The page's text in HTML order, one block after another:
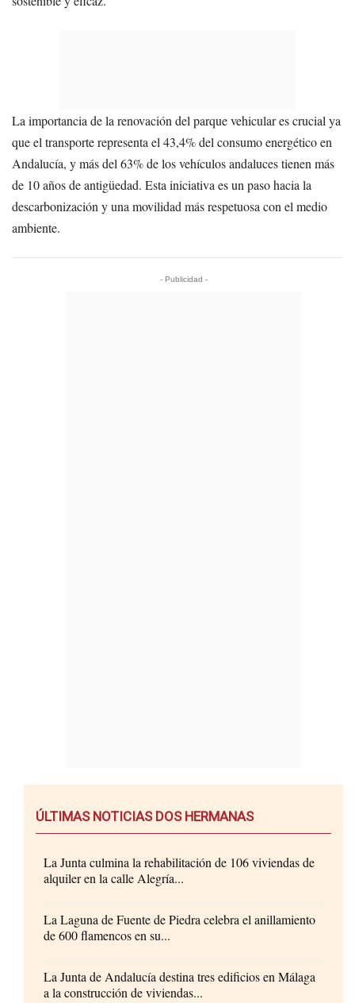
La importancia de la renovación del parque vehicular es crucial ya
que el transporte representa el 43,4% del consumo energético en
Andalucía, y más del 63% de los vehículos andaluces tienen más
de 10 años de antigüedad. Esta iniciativa es un paso hacia la
descarbonización y una movilidad más respetuosa con el medio
ambiente.
- Publicidad -
ÚLTIMAS NOTICIAS DOS HERMANAS
La Junta culmina la rehabilitación de 106 viviendas de
alquiler en la calle Alegría...
La Laguna de Fuente de Piedra celebra el anillamiento
de 600 flamencos en su...
La Junta de Andalucía destina tres edificios en Málaga
a la construcción de viviendas...